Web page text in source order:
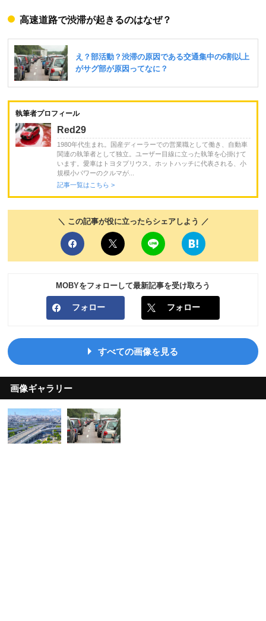
高速道路で渋滞が起きるのはなぜ？
執筆者プロフィール
Red29
1980年代生まれ。国産ディーラーでの営業職として働き、自動車
関連の執筆者として独立。ユーザー目線に立った執筆を心掛けて
います。愛車はトヨタプリウス。ホットハッチに代表される、小
規模小パワーのクルマが...
記事一覧はこちら >
＼ この記事が役に立ったらシェアしよう ／
MOBYをフォローして最新記事を受け取ろう
フォロー フォロー
すべての画像を見る
画像ギャラリー